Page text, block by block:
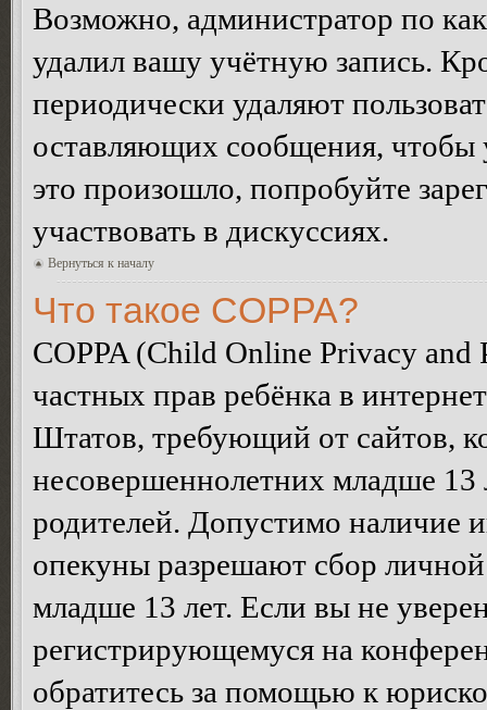
Возможно, администратор по
удалил вашу учётную запись.
периодически удаляют
оставляющих сообщения, чтобы
это произошло, попробуйте
участвовать в дискуссиях.
Вернуться к началу
Что такое COPPA?
COPPA (Child Online Privacy
частных прав ребёнка в
Штатов, требующий от сайтов,
несовершеннолетних младше 13
родителей. Допустимо наличие
опекуны разрешают сбор
младше 13 лет. Если вы не
регистрирующемуся на
обратитесь за помощью к